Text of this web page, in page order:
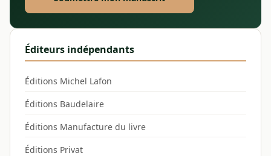
Éditeurs indépendants
Éditions Michel Lafon
Éditions Baudelaire
Éditions Manufacture du livre
Éditions Privat